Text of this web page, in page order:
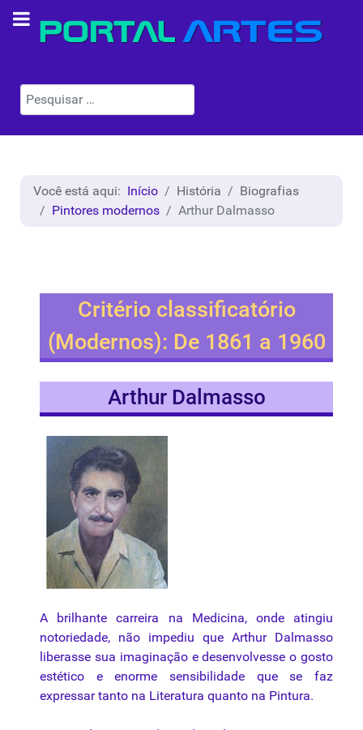
Pesquisar
Você está aqui: Início História
Biografias
Pintores modernos
Arthur Dalmasso
Critério classificatório
(Modernos): De 1861 a 1960
Arthur Dalmasso
A brilhante carreira na Medicina, onde atingiu
notoriedade, não impediu que Arthur Dalmasso
liberasse sua imaginação e desenvolvesse o gosto
estético e enorme sensibilidade que se faz
expressar tanto na Literatura quanto na Pintura.